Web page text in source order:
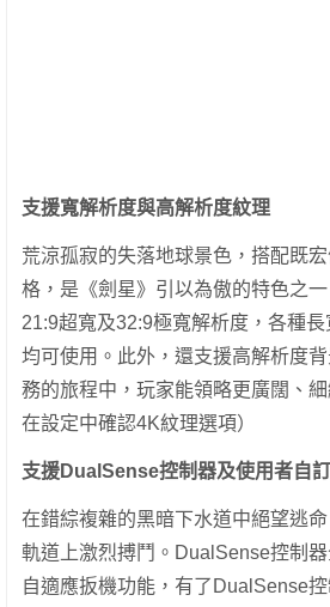
支援寬解析度與高解析度紋理
荒涼孤寂的失落地球景色，搭配既
格，是《劍星》引以為傲的特色之
21:9超寬及32:9極寬解析度，各種長
均可使用。此外，還支援高解析度
務的旅程中，玩家能領略更廣闊、
在設定中確認4K紋理選項）
支援DualSense控制器及使用者自
在錯綜複雜的黑暗下水道中絕望逃
軌道上激烈搏鬥。DualSense控制
自適應扳機功能，有了DualSense